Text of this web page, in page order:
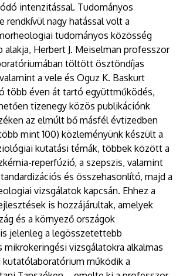
intenzitással. Tudományos
rendkívül nagy hatással volt a
tudományos közösség
alakja, Herbert J. Meiselman professzor
töltött ösztöndíjas
a vele és Oguz K. Baskurt
több éven át tartó együttműködés,
tizenegy közös publikációnk
az elmúlt bő másfél évtizedben
mint 100) közleményünk készült a
kutatási témák, többek között a
reperfúzió, a szepszis, valamint
és összehasonlító, majd a
vizsgálatok kapcsán. Ehhez a
is hozzájárultak, amelyek
és a környező országok
jelenleg a legösszetettebb
mikrokeringési vizsgálatokra alkalmas
működik a